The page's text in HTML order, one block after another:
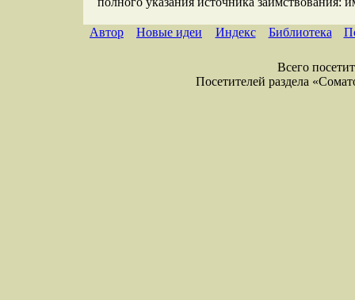
Автор Новые идеи Индекс Библиотека
Всего
Посетителей раздела